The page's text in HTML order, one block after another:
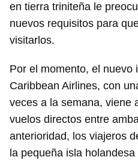
en tierra triniteña le
nuevos requisitos para
visitarlos.
Por el momento, el
Caribbean Airlines, con
veces a la semana, viene
vuelos directos entre
anterioridad, los viajeros
la pequeña isla